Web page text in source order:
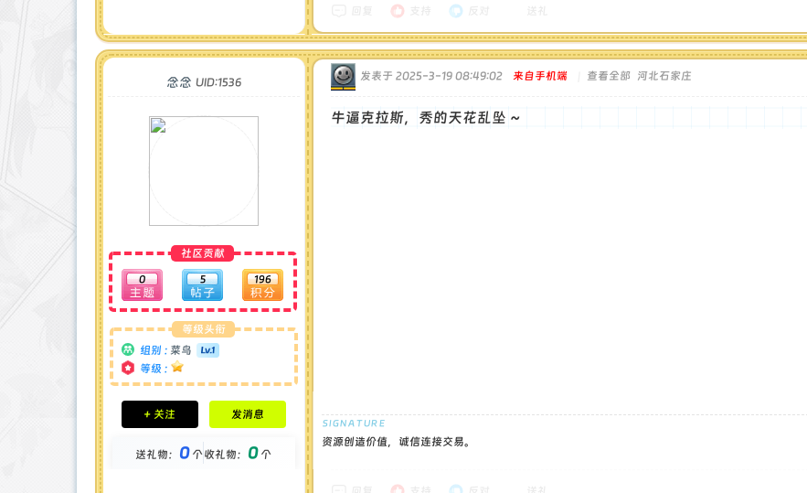
念念 UID:1536
社区贡献
0 5 196
等级头衔
组别 : 菜鸟
等级 :
积分成就
钻石 : 0 颗
金币 : 0 枚
+ 关注 发消息
送礼物： 0个收礼物： 0个
发表于 2025-3-19 08:49:02 来自手机端 查看全部 河北石家庄
牛逼克拉斯，秀的天花乱坠 ~
资源创造价值，诚信连接交易。